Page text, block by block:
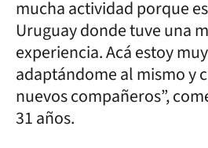
mucha actividad porque
Uruguay donde tuve una
experiencia. Acá estoy
adaptándome al mismo y
nuevos compañeros”,
31 años.